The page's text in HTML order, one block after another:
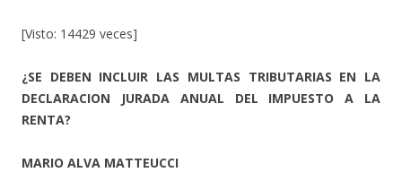
[Visto: 14429 veces]
¿SE DEBEN INCLUIR LAS MULTAS TRIBUTARIAS EN LA
DECLARACION JURADA ANUAL DEL IMPUESTO A LA
RENTA?
MARIO ALVA MATTEUCCI